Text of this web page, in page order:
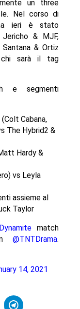
un three
Nel corso di
ieri è stato
& MJF,
& Ortiz
chi sarà il tag
e segmenti
Cabana,
The Hybrid2 &
Hardy &
vs Leyla
assieme al
Taylor
match
@TNTDrama.
14, 2021